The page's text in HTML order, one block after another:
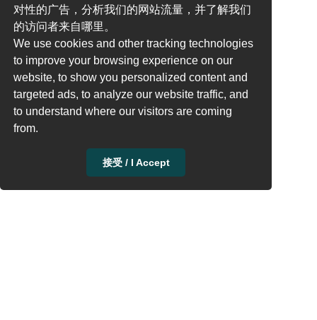
对性的广告，分析我们的网站流量，并了解我们
的访问者来自哪里。
We use cookies and other tracking technologies
to improve your browsing experience on our
website, to show you personalized content and
targeted ads, to analyze our website traffic, and
to understand where our visitors are coming
from.
接受 / I Accept